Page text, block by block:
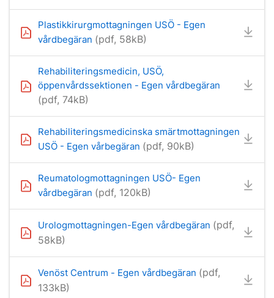
Plastikkirurgmottagningen USÖ - Egen
vårdbegäran (pdf, 58kB)
Rehabiliteringsmedicin, USÖ,
öppenvårdssektionen - Egen vårdbegäran
(pdf, 74kB)
Rehabiliteringsmedicinska smärtmottagningen
USÖ - Egen vårbegäran (pdf, 90kB)
Reumatologmottagningen USÖ- Egen
vårdbegäran (pdf, 120kB)
Urologmottagningen-Egen vårdbegäran (pdf,
58kB)
Venöst Centrum - Egen vårdbegäran (pdf,
133kB)